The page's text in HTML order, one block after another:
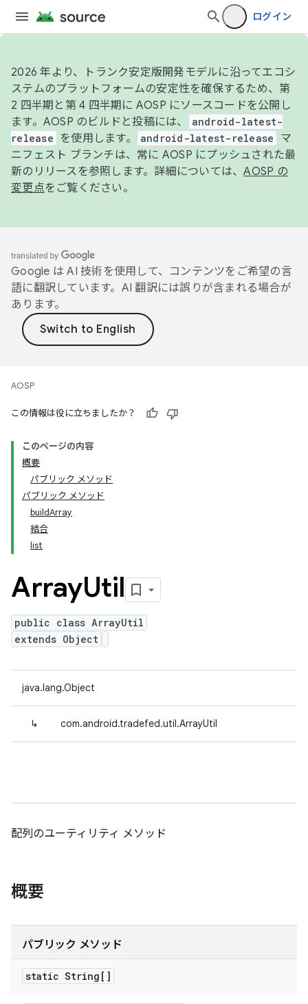
ログイン
2026 年より、トランク安定版開発モデルに沿ってエコシ
ステムのプラットフォームの安定性を確保するため、第
2 四半期と第 4 四半期に AOSP にソースコードを公開し
ます。AOSP のビルドと投稿には、
android-latest-
release
を使用します。 android-latest-release
マ
ニフェスト ブランチは、常に AOSP にプッシュされた最
新のリリースを参照します。詳細については、AOSP の
変更点をご覧ください。
Google は AI 技術を使用して、コンテンツをご希望の言
語に翻訳しています。AI 翻訳には誤りが含まれる場合が
あります。
AOSP
この情報は役に立ちましたか？
このページの内容
概要
パブリック メソッド
パブリック メソッド
buildArray
結合
list
ArrayUtil
public class ArrayUtil
extends Object
java.lang.Object
↳ com.android.tradefed.util.ArrayUtil
配列のユーティリティ メソッド
概要
パブリック メソッド
static String[]